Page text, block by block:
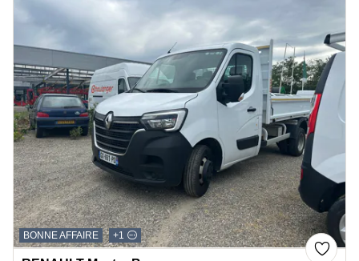
BONNE AFFAIRE +1